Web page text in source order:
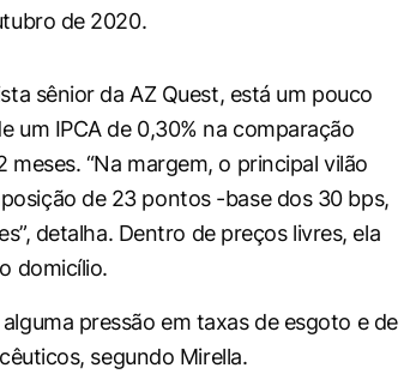
de 2020.
sênior da AZ Quest, está um pouco
um IPCA de 0,30% na comparação
meses. “Na margem, o principal vilão
de 23 pontos -base dos 30 bps,
detalha. Dentro de preços livres, ela
domicílio.
pressão em taxas de esgoto e de
segundo Mirella.